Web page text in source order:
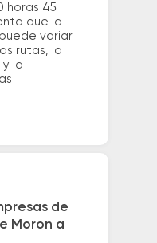
horas 45
que la
variar
rutas, la
y la
de
Moron a